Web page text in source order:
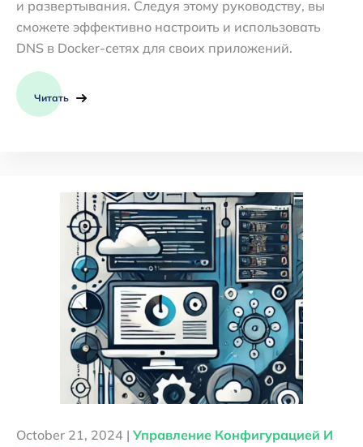
и развертывания. Следуя этому руководству, вы
сможете эффективно настроить и использовать
DNS в Docker-сетях для своих приложений.
Читать
October 21, 2024 | Управление Конфигурацией И